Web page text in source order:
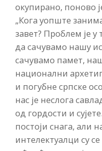
окупирано, поново
„Кога уопште
завет? Проблем је
да сачувамо нашу
сачувамо памет,
национални
и погубне српске
нас је неслога
од гордости и
постоји снага, али
интелектуалци су